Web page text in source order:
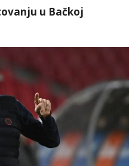
u Bačkoj